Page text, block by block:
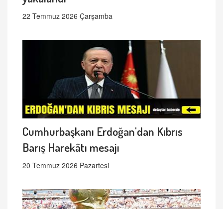
22 Temmuz 2026 Çarşamba
Cumhurbaşkanı Erdoğan'dan Kıbrıs
Barış Harekâtı mesajı
20 Temmuz 2026 Pazartesi